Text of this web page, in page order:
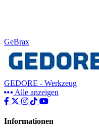
GeBrax
GEDORE - Werkzeug
Alle anzeigen
Informationen